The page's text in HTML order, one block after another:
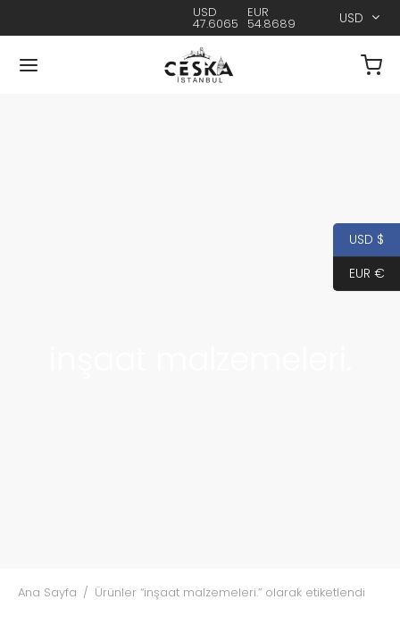
USD
47.6065
EUR
54.8689 USD
Ana Sayfa / Ürünler “inşaat malzemeleri.” olarak etiketlendi
USD $
EUR €